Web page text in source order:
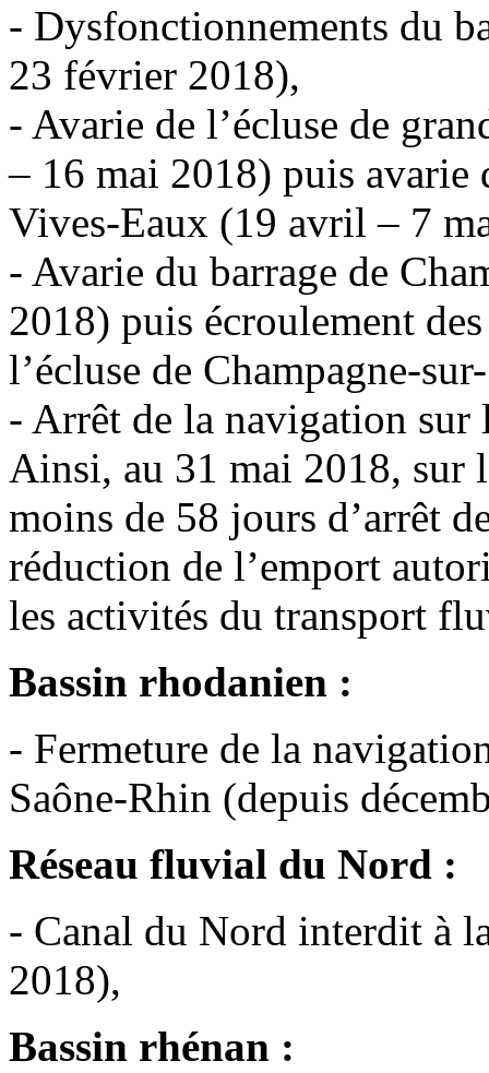
- Dysfonctionnements du
23 février 2018),
- Avarie de l’écluse de
– 16 mai 2018) puis avarie
Vives-Eaux (19 avril – 7
- Avarie du barrage de
2018) puis écroulement
l’écluse de Champagne-
- Arrêt de la navigation
Ainsi, au 31 mai 2018, sur
moins de 58 jours d’arrêt
réduction de l’emport
les activités du transport
Bassin rhodanien :
- Fermeture de la
Saône-Rhin (depuis
Réseau fluvial du Nord :
- Canal du Nord interdit à
2018),
Bassin rhénan :